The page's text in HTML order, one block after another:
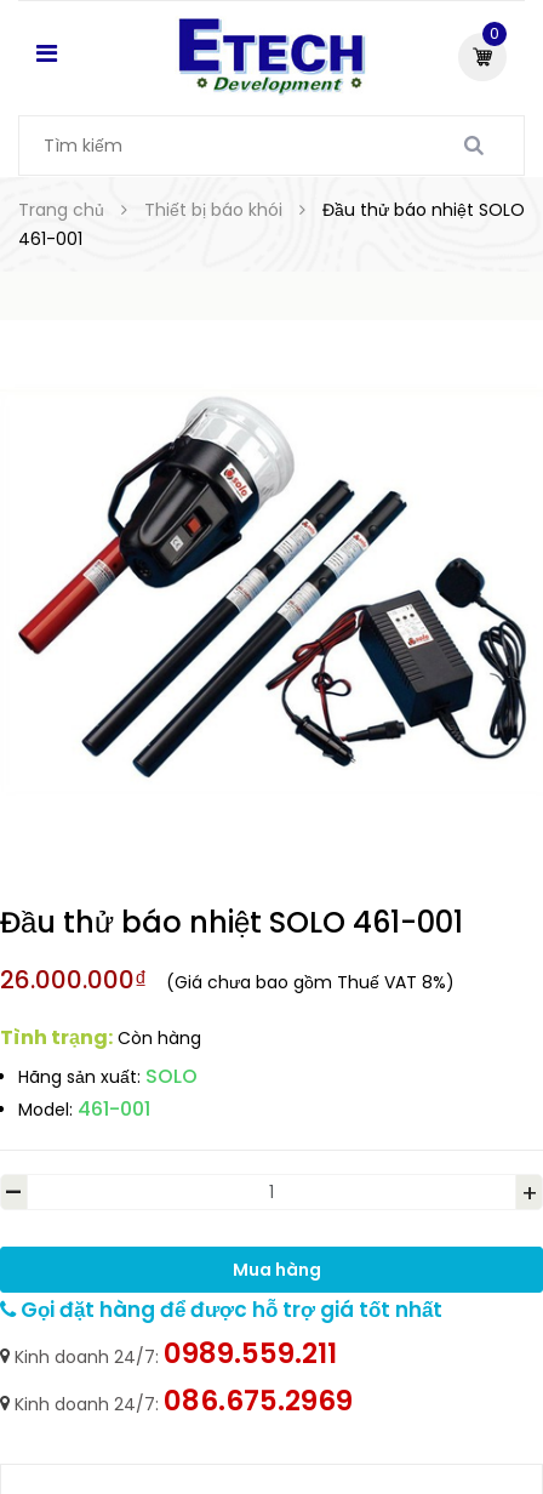
0
Trang chủ Thiết bị báo khói
Đầu thử báo nhiệt SOLO
461-001
Đầu thử báo nhiệt SOLO 461-001
26.000.000₫ (Giá chưa bao gồm Thuế VAT 8%)
Tình trạng: Còn hàng
Hãng sản xuất: SOLO
Model: 461-001
- +
Mua hàng
Gọi đặt hàng để được hỗ trợ giá tốt nhất
Kinh doanh 24/7: 0989.559.211
Kinh doanh 24/7: 086.675.2969